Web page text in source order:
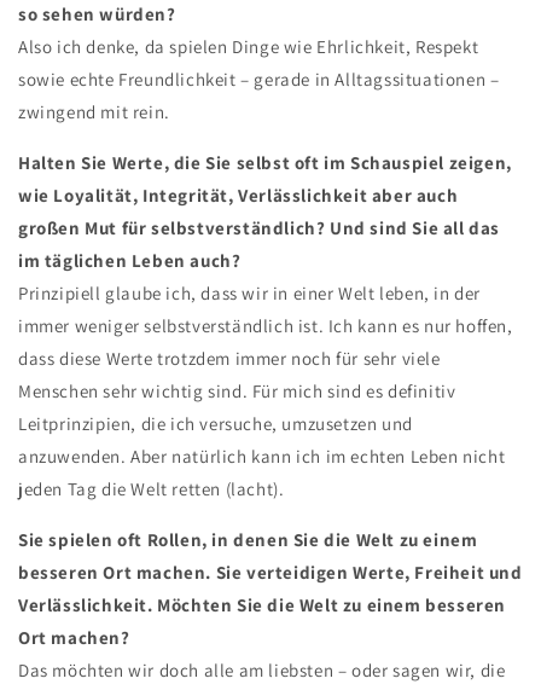
so sehen würden?
Also ich denke, da spielen Dinge wie Ehrlichkeit, Respekt
sowie echte Freundlichkeit – gerade in Alltagssituationen –
zwingend mit rein.
Halten Sie Werte, die Sie selbst oft im Schauspiel zeigen,
wie Loyalität, Integrität, Verlässlichkeit aber auch
großen Mut für selbstverständlich? Und sind Sie all das
im täglichen Leben auch?
Prinzipiell glaube ich, dass wir in einer Welt leben, in der
immer weniger selbstverständlich ist. Ich kann es nur hoffen,
dass diese Werte trotzdem immer noch für sehr viele
Menschen sehr wichtig sind. Für mich sind es definitiv
Leitprinzipien, die ich versuche, umzusetzen und
anzuwenden. Aber natürlich kann ich im echten Leben nicht
jeden Tag die Welt retten (lacht).
Sie spielen oft Rollen, in denen Sie die Welt zu einem
besseren Ort machen. Sie verteidigen Werte, Freiheit und
Verlässlichkeit. Möchten Sie die Welt zu einem besseren
Ort machen?
Das möchten wir doch alle am liebsten – oder sagen wir, die